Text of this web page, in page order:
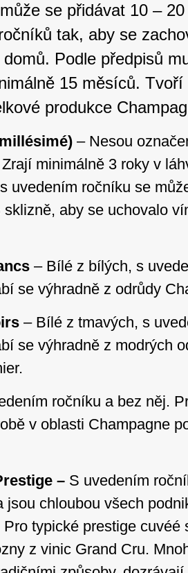
se přidávat 10 –
tak, aby se
domů. Podle předpisů
15 měsíců. Tvoří
produkce
– Nesou
minimálně 3 roky v
uvedením ročníku se
aby se uchovalo
– Bílé z bílých, s
se výhradně z odrůdy
– Bílé z tmavých, s
se výhradně z modrých
ročníku a bez něj.
v oblasti Champagne
– S uvedením
jsou chloubou všech
Pro typické prestige cuvéé
z vinic Grand Cru.